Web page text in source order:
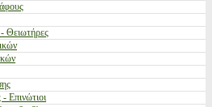
Θειωτήρες
Επινώτιοι